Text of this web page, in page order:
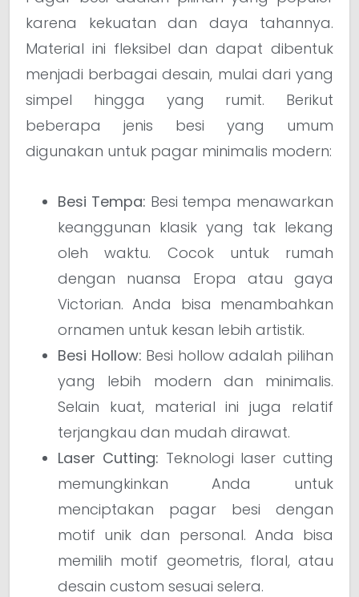
karena kekuatan dan daya tahannya.
Material ini fleksibel dan dapat dibentuk
menjadi berbagai desain, mulai dari yang
simpel hingga yang rumit. Berikut
beberapa jenis besi yang umum
digunakan untuk pagar minimalis modern:
Besi Tempa: Besi tempa menawarkan
keanggunan klasik yang tak lekang
oleh waktu. Cocok untuk rumah
dengan nuansa Eropa atau gaya
Victorian. Anda bisa menambahkan
ornamen untuk kesan lebih artistik.
Besi Hollow: Besi hollow adalah pilihan
yang lebih modern dan minimalis.
Selain kuat, material ini juga relatif
terjangkau dan mudah dirawat.
Laser Cutting: Teknologi laser cutting
memungkinkan Anda untuk
menciptakan pagar besi dengan
motif unik dan personal. Anda bisa
memilih motif geometris, floral, atau
desain custom sesuai selera.